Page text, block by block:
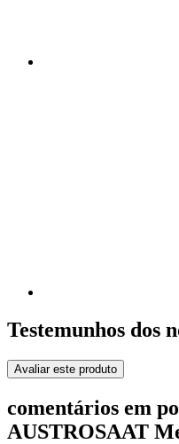
Testemunhos dos
Avaliar este produto
comentários em
AUSTROSAAT